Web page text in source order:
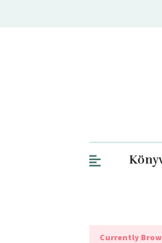
Currently